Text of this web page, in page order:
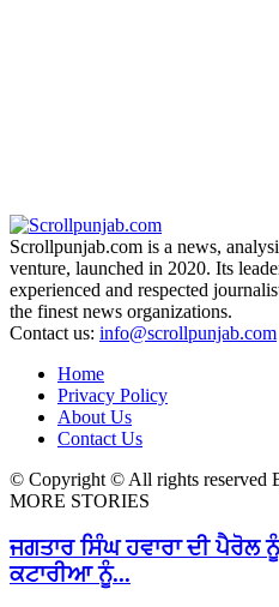
Scrollpunjab.com is a news,
venture, launched in 2020. Its
experienced and respected
the finest news organizations.
Contact us: info@scrollpunjab.com
Home
Privacy Policy
About Us
Contact Us
© Copyright © All rights reserved
MORE STORIES
ਜਗਤਾਰ ਸਿੰਘ ਹਵਾਰਾ ਦੀ
ਕਟਾਰੀਆ ਨੂੰ...